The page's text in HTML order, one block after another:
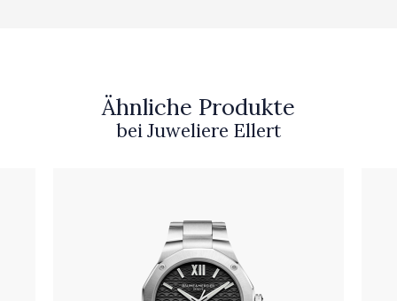
Ähnliche Produkte
bei Juweliere Ellert